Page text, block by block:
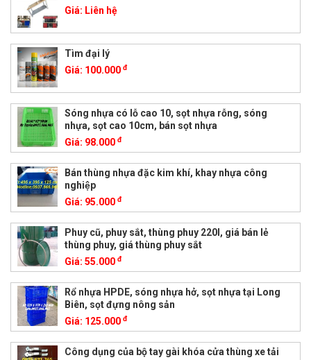
Giá: Liên hệ
Tìm đại lý
Giá: 100.000 đ
Sóng nhựa có lỗ cao 10, sọt nhựa rỗng, sóng
nhựa, sọt cao 10cm, bán sọt nhựa
Giá: 98.000 đ
Bán thùng nhựa đặc kim khí, khay nhựa công
nghiệp
Giá: 95.000 đ
Phuy cũ, phuy sắt, thùng phuy 220l, giá bán lẻ
thùng phuy, giá thùng phuy sắt
Giá: 55.000 đ
Rổ nhựa HPDE, sóng nhựa hở, sọt nhựa tại Long
Biên, sọt đựng nông sản
Giá: 125.000 đ
Công dụng của bộ tay gài khóa cửa thùng xe tải